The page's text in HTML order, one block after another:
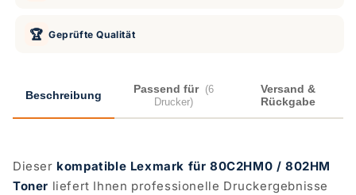
🏆 Geprüfte Qualität
Beschreibung Passend für (6
Drucker)
Versand &
Rückgabe
Dieser kompatible Lexmark für 80C2HM0 / 802HM
Toner liefert Ihnen professionelle Druckergebnisse